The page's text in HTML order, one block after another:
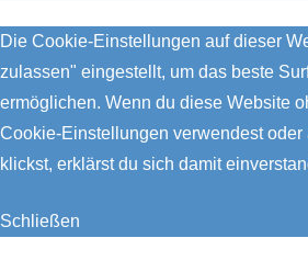
Die Cookie-Einstellungen auf dieser
zulassen" eingestellt, um das beste
ermöglichen. Wenn du diese Website
Cookie-Einstellungen verwendest oder
klickst, erklärst du sich damit
Schließen